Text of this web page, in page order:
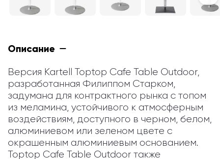
Описание
Версия Kartell Toptop Cafe Table Outdoor,
разработанная Филиппом Старком,
задумана для контрактного рынка с топом
из меламина, устойчивого к атмосферным
воздействиям, доступного в черном, белом,
алюминиевом или зеленом цвете с
окрашенным алюминиевым основанием.
Toptop Cafe Table Outdoor также